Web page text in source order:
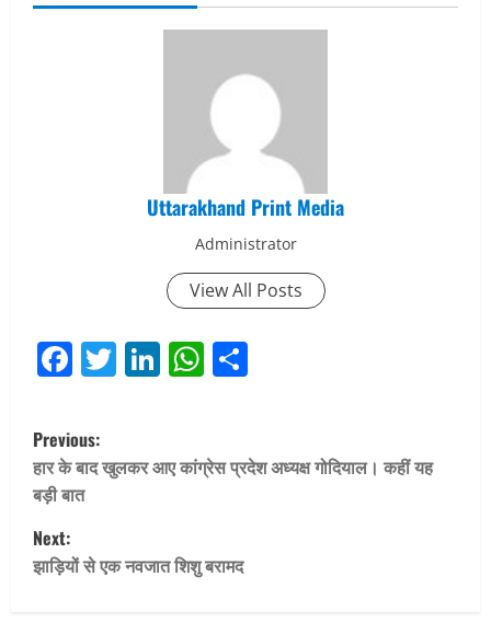
Uttarakhand Print Media
Administrator
View All Posts
Facebook
Twitter
LinkedIn
WhatsApp
P
o
s
t
Previous:
हार के बाद खुलकर आए कांग्रेस प्रदेश अध्यक्ष गोदियाल। कहीं यह
बड़ी बात
Next:
झाड़ियों से एक नवजात शिशु बरामद